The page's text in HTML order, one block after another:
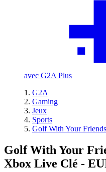
avec G2A Plus
G2A
Gaming
Jeux
Sports
Golf With Your Friends
Golf With Your
Xbox Live Clé -